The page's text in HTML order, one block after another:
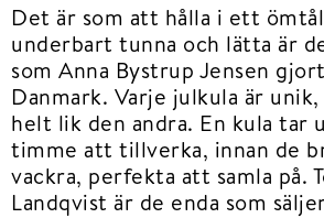
Det är som att hålla i ett
underbart tunna och lätta är
som Anna Bystrup Jensen
Danmark. Varje julkula är
helt lik den andra. En kula tar
timme att tillverka, innan de
vackra, perfekta att samla på.
Landqvist är de enda som